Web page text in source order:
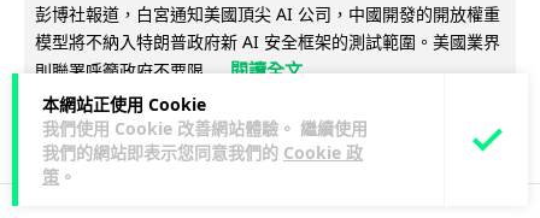
本網站正使用 Cookie
我們使用 Cookie 改善網站體驗。 繼續使用
我們的網站即表示您同意我們的 Cookie 政
策 。
彭博社報道，白宮通知美國頂尖 AI 公司，中國開發的開放權重
模型將不納入特朗普政府新 AI 安全框架的測試範圍。美國業界
則聯署呼籲政府不要限... 閱讀全文
44 21 ↗ 分享